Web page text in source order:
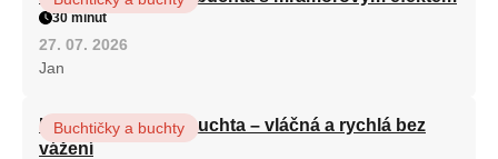
30 minut
27. 07. 2026
Jan
Hrnková maková buchta – vláčná a rychlá bez
vážení
Buchtičky a buchty